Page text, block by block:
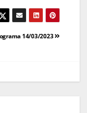
14/03/2023